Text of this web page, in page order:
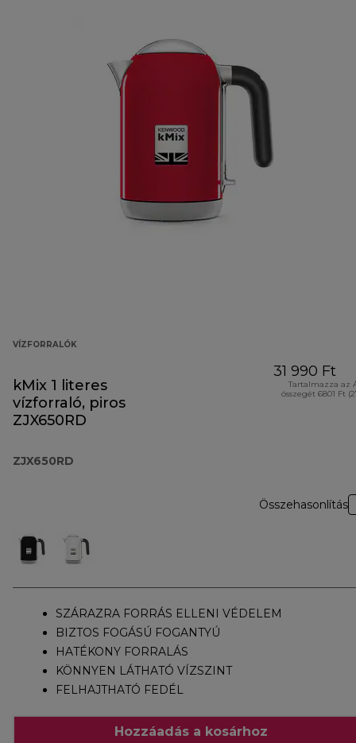
VÍZFORRALÓK
kMix 1 literes
vízforraló, piros
ZJX650RD
ZJX650RD
31 990 Ft
Tartalmazza az
összegét 6801 Ft
Összehasonlítás
SZÁRAZRA FORRÁS ELLENI VÉDELEM
BIZTOS FOGÁSÚ FOGANTYÚ
HATÉKONY FORRALÁS
KÖNNYEN LÁTHATÓ VÍZSZINT
FELHAJTHATÓ FEDÉL
Hozzáadás a kosárhoz